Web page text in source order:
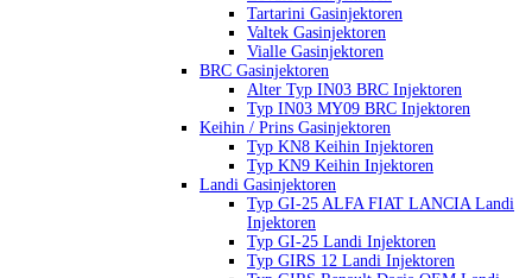
Tartarini Gasinjektoren
Valtek Gasinjektoren
Vialle Gasinjektoren
BRC Gasinjektoren
Alter Typ IN03 BRC Injektoren
Typ IN03 MY09 BRC Injektoren
Keihin / Prins Gasinjektoren
Typ KN8 Keihin Injektoren
Typ KN9 Keihin Injektoren
Landi Gasinjektoren
Typ GI-25 ALFA FIAT LANCIA Landi
Injektoren
Typ GI-25 Landi Injektoren
Typ GIRS 12 Landi Injektoren